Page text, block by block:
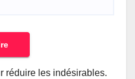
réduire les indésirables.